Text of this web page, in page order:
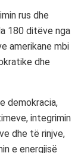
rus dhe
180 ditëve nga
amerikane mbi
dhe
demokracia,
integrimin
dhe të rinjve,
e energjisë